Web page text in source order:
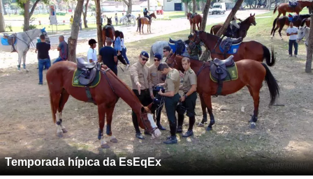
Temporada hípica da EsEqEx